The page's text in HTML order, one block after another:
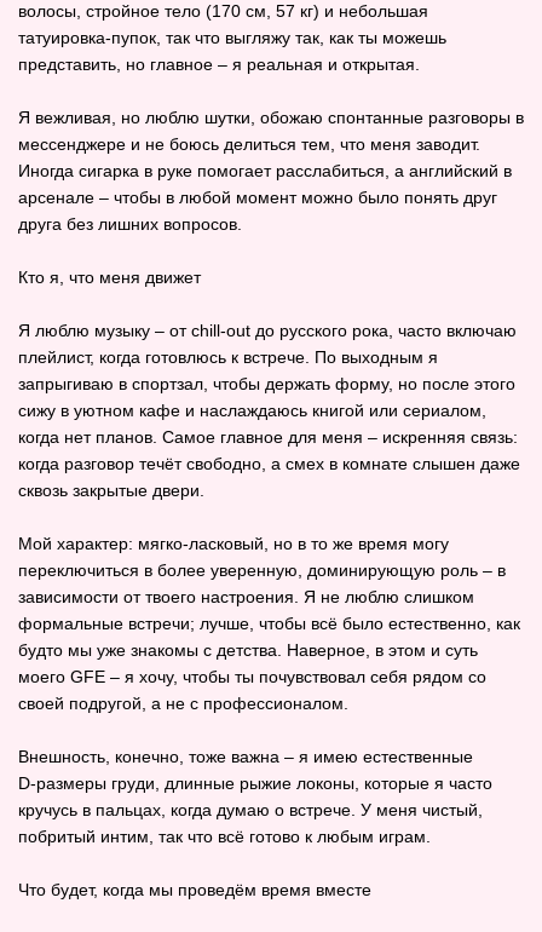
волосы, стройное тело (170 см, 57 кг) и небольшая
татуировка‑пупок, так что выгляжу так, как ты можешь
представить, но главное – я реальная и открытая.
Я вежливая, но люблю шутки, обожаю спонтанные разговоры в
мессенджере и не боюсь делиться тем, что меня заводит.
Иногда сигарка в руке помогает расслабиться, а английский в
арсенале – чтобы в любой момент можно было понять друг
друга без лишних вопросов.
Кто я, что меня движет
Я люблю музыку – от chill‑out до русского рока, часто включаю
плейлист, когда готовлюсь к встрече. По выходным я
запрыгиваю в спортзал, чтобы держать форму, но после этого
сижу в уютном кафе и наслаждаюсь книгой или сериалом,
когда нет планов. Самое главное для меня – искренняя связь:
когда разговор течёт свободно, а смех в комнате слышен даже
сквозь закрытые двери.
Мой характер: мягко-ласковый, но в то же время могу
переключиться в более уверенную, доминирующую роль – в
зависимости от твоего настроения. Я не люблю слишком
формальные встречи; лучше, чтобы всё было естественно, как
будто мы уже знакомы с детства. Наверное, в этом и суть
моего GFE – я хочу, чтобы ты почувствовал себя рядом со
своей подругой, а не с профессионалом.
Внешность, конечно, тоже важна – я имею естественные
D‑размеры груди, длинные рыжие локоны, которые я часто
кручусь в пальцах, когда думаю о встрече. У меня чистый,
побритый интим, так что всё готово к любым играм.
Что будет, когда мы проведём время вместе